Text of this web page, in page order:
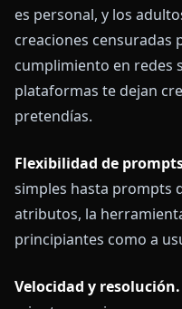
es personal, y los
creaciones censuradas
cumplimiento en redes
plataformas te dejan
pretendías.
Flexibilidad de
simples hasta prompts
atributos, la
principiantes como a
Velocidad y resolución.